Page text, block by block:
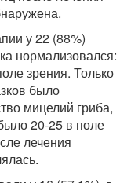
у 22 (88%)
нормализовался:
зрения. Только
было
мицелий гриба,
20-25 в поле
лечения